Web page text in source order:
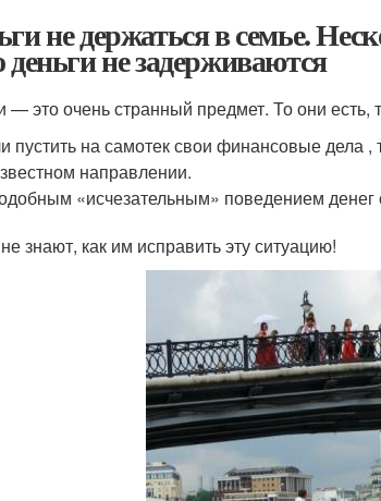
не держаться в семье.
деньги не задерживаются
— это очень странный предмет. То они есть,
пустить на самотек свои финансовые дела ,
направлении.
«исчезательным» поведением денег
знают, как им исправить эту ситуацию!